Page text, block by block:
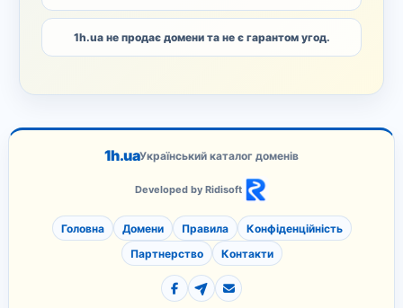
1h.ua не продає домени та не є гарантом угод.
1h.uaУкраїнський каталог доменів
Developed by Ridisoft
Головна Домени Правила
Конфіденційність
Партнерство
Контакти